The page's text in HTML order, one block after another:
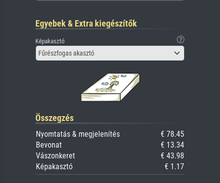
Egyebek & Extra kiegészítők
Képakasztó
Fűrészfogas akasztó
Összegzés
Nyomtatás & megjelenítés
€ 78.45
Bevonat
€ 13.34
Vászonkeret
€ 43.98
Képakasztó
€ 1.17